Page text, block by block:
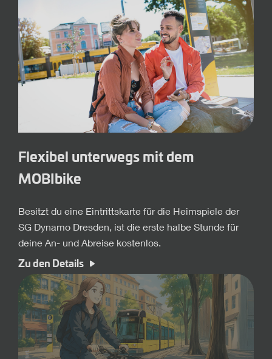
Flexibel unterwegs mit dem
MOBIbike
Besitzt du eine Eintrittskarte für die Heimspiele der
SG Dynamo Dresden, ist die erste halbe Stunde für
deine An- und Abreise kostenlos.
Zu den Details